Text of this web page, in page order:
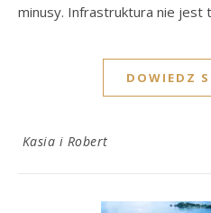
minusy. Infrastruktura nie jest
DOWIEDZ
Kasia i Robert